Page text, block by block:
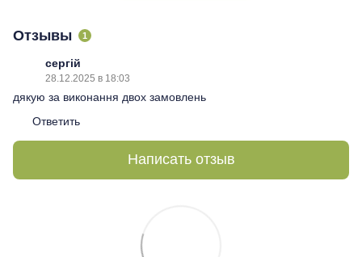
Отзывы 1
сергій
28.12.2025 в 18:03
дякую за виконання двох замовлень
Ответить
Написать отзыв